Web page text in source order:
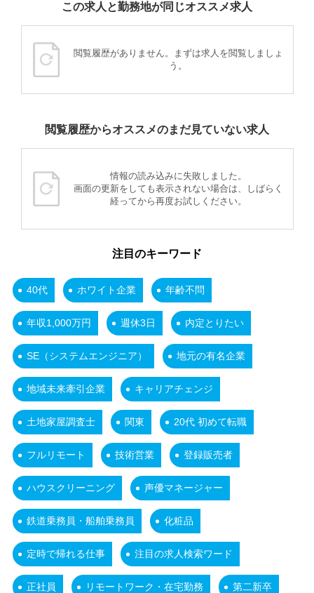
この求人と勤務地が同じオススメ求人
閲覧履歴がありません。まずは求人を閲覧しましょ
う。
閲覧履歴からオススメのまだ見ていない求人
情報の読み込みに失敗しました。
画面の更新をしても表示されない場合は、しばらく
経ってから再度お試しください。
注目のキーワード
40代 ホワイト企業 年齢不問
年収1,000万円 週休3日 内定とりたい
SE（システムエンジニア） 地元の有名企業
地域未来牽引企業 キャリアチェンジ
土地家屋調査士 関東 20代 初めて転職
フルリモート 技術営業 登録販売者
ハウスクリーニング 声優マネージャー
鉄道乗務員・船舶乗務員 化粧品
定時で帰れる仕事 注目の求人検索ワード
正社員 リモートワーク・在宅勤務 第二新卒